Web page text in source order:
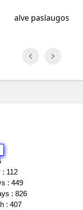
: 112
: 449
: 826
: 407